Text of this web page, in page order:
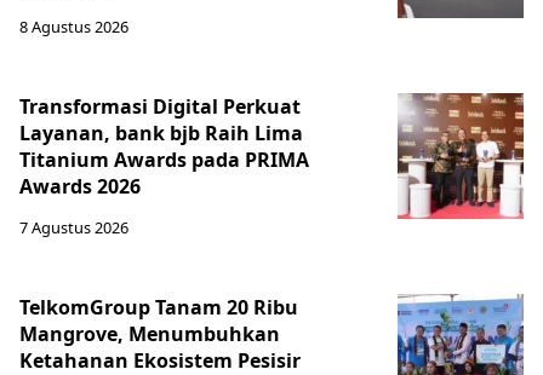
8 Agustus 2026
Transformasi Digital Perkuat
Layanan, bank bjb Raih Lima
Titanium Awards pada PRIMA
Awards 2026
7 Agustus 2026
TelkomGroup Tanam 20 Ribu
Mangrove, Menumbuhkan
Ketahanan Ekosistem Pesisir